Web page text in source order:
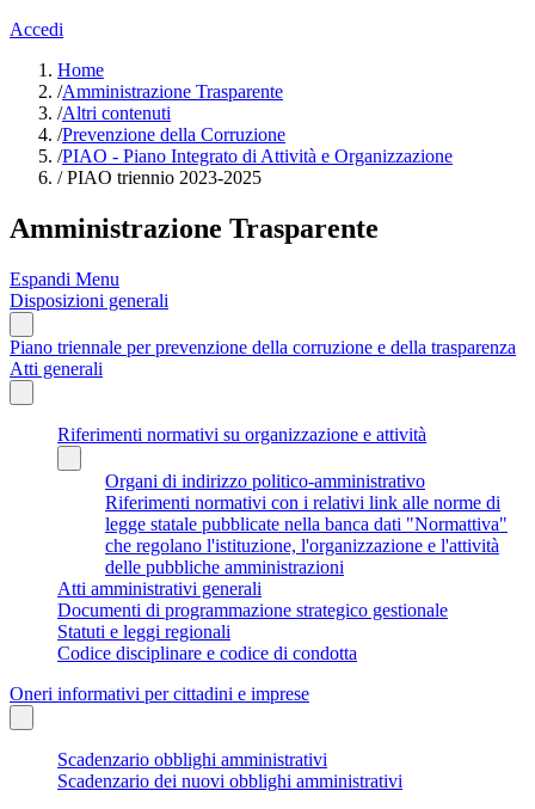
Accedi
Home
/Amministrazione Trasparente
/Altri contenuti
/Prevenzione della Corruzione
/PIAO - Piano Integrato di Attività e Organizzazione
/PIAO triennio 2023-2025
Amministrazione Trasparente
Espandi Menu
Disposizioni generali
Piano triennale per prevenzione della corruzione e della trasparenza
Atti generali
Riferimenti normativi su organizzazione e attività
Organi di indirizzo politico-amministrativo
Riferimenti normativi con i relativi link alle norme di
legge statale pubblicate nella banca dati "Normattiva"
che regolano l'istituzione, l'organizzazione e l'attività
delle pubbliche amministrazioni
Atti amministrativi generali
Documenti di programmazione strategico gestionale
Statuti e leggi regionali
Codice disciplinare e codice di condotta
Oneri informativi per cittadini e imprese
Scadenzario obblighi amministrativi
Scadenzario dei nuovi obblighi amministrativi